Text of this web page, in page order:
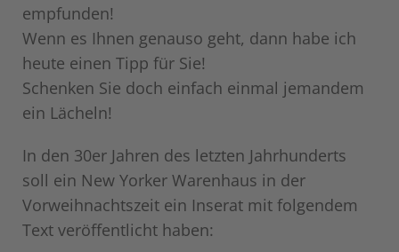
empfunden!
Wenn es Ihnen genauso geht, dann habe ich
heute einen Tipp für Sie!
Schenken Sie doch einfach einmal jemandem
ein Lächeln!
In den 30er Jahren des letzten Jahrhunderts
soll ein New Yorker Warenhaus in der
Vorweihnachtszeit ein Inserat mit folgendem
Text veröffentlicht haben: